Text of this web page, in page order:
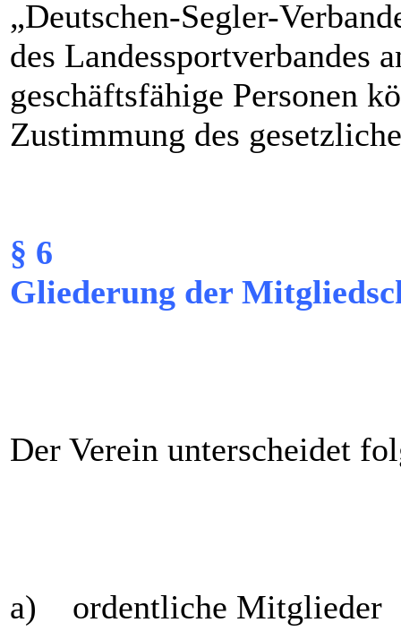
„Deutschen-Segler-
des Landessportverbandes
geschäftsfähige Personen
Zustimmung des
§ 6
Gliederung der
Der Verein unterscheidet
a) ordentliche Mitglieder